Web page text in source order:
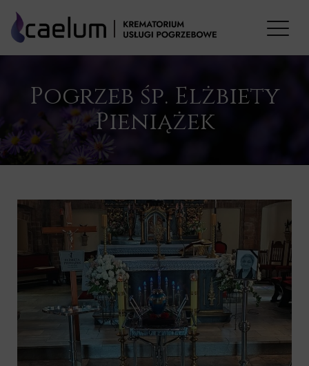
Pogrzeb śp. Elżbiety
Pieniążek